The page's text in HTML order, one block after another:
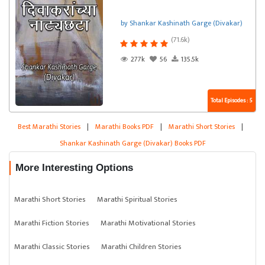
by Shankar Kashinath Garge (Divakar)
(71.6k)
277k
56 135.5k
Total Episodes : 5
Best Marathi Stories | Marathi Books PDF | Marathi Short Stories |
Shankar Kashinath Garge (Divakar) Books PDF
More Interesting Options
Marathi Short Stories
Marathi Spiritual Stories
Marathi Fiction Stories
Marathi Motivational Stories
Marathi Classic Stories
Marathi Children Stories